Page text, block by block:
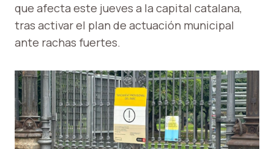
que afecta este jueves a la capital catalana,
tras activar el plan de actuación municipal
ante rachas fuertes.